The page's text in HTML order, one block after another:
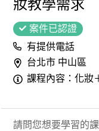
妝教學需求
案件已認證
有提供電話
台北市 中山區
課程內容：化妝
請問您想要學習的